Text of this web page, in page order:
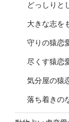
どっしりと
大きな志を
守りの猿恋
尽くす猿恋
気分屋の猿
落ち着きの